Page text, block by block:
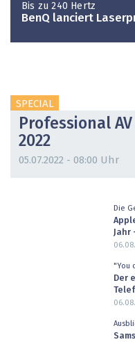
Bis zu 240 Hertz
BenQ lanciert
SPECIAL
Professional
2022
05.07.2022 - 08:00 Uhr
Die
Jahr
"You
Der